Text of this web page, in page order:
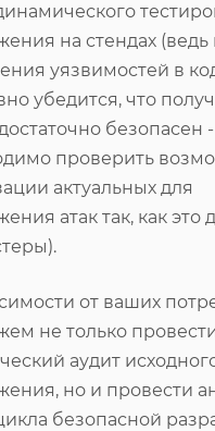
на стендах (ведь
уязвимостей в
убедится, что
безопасен
проверить
актуальных для
атак так, как это
от ваших
не только
аудит
но и провести
безопасной